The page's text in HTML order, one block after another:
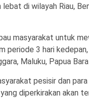
di wilayah Riau,
masyarakat untuk
periode 3 hari
Maluku, Papua
pesisir dan
diperkirakan akan